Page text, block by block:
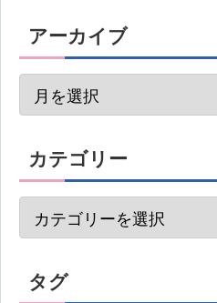
アーカイブ
カテゴリー
タグ